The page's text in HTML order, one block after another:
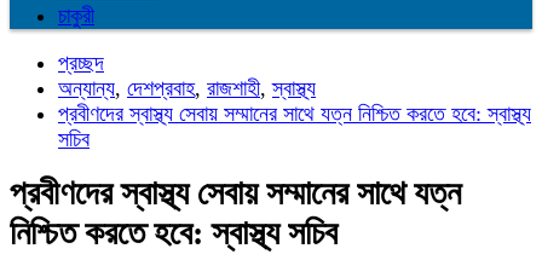
চাকুরী
প্রচ্ছদ
অন্যান্য, দেশপ্রবাহ, রাজশাহী,স্বাস্থ্য
প্রবীণদের স্বাস্থ্য সেবায় সম্মানের সাথে যত্ন নিশ্চিত করতে হবে: স্বাস্থ্য
সচিব
প্রবীণদের স্বাস্থ্য সেবায় সম্মানের সাথে যত্ন
নিশ্চিত করতে হবে: স্বাস্থ্য সচিব